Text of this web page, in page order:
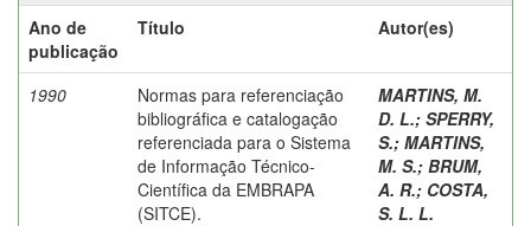
Ano de
publicação
Título Autor(es)
1990
Normas para referenciação
bibliográfica e catalogação
referenciada para o Sistema
de Informação Técnico-
Científica da EMBRAPA
(SITCE).
MARTINS, M.
D. L.; SPERRY,
S.; MARTINS,
M. S.; BRUM,
A. R.; COSTA,
S. L. L.